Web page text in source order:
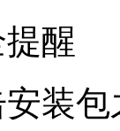
醒
装